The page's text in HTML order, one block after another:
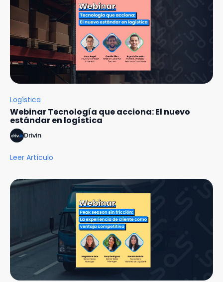
Logística
Webinar Tecnología que acciona: El nuevo
estándar en logística
Drivin
Leer Artículo